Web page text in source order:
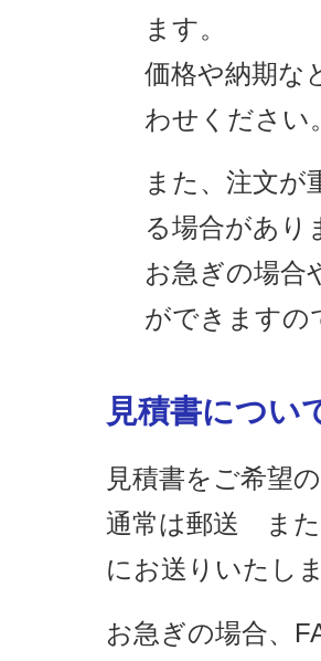
ます。
価格や納期な
わせください
また、注文が
る場合があり
お急ぎの場合
ができますの
見積書につい
見積書をご希望
通常は郵送 ま
にお送りいたし
お急ぎの場合、